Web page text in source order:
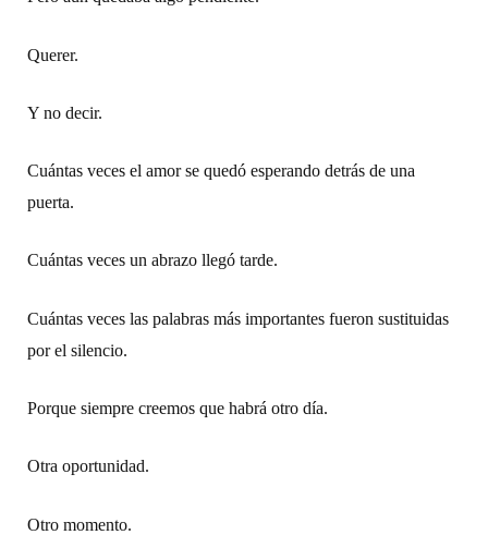
Querer.
Y no decir.
Cuántas veces el amor se quedó esperando detrás de una
puerta.
Cuántas veces un abrazo llegó tarde.
Cuántas veces las palabras más importantes fueron sustituidas
por el silencio.
Porque siempre creemos que habrá otro día.
Otra oportunidad.
Otro momento.